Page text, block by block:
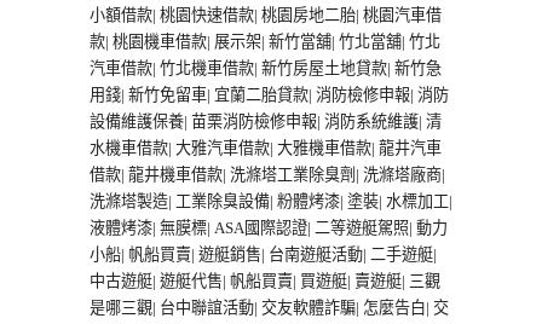
小額借款| 桃園快速借款| 桃園房地二胎| 桃園汽車借
款| 桃園機車借款| 展示架| 新竹當舖| 竹北當舖| 竹北
汽車借款| 竹北機車借款| 新竹房屋土地貸款| 新竹急
用錢| 新竹免留車| 宜蘭二胎貸款| 消防檢修申報| 消防
設備維護保養| 苗栗消防檢修申報| 消防系統維護| 清
水機車借款| 大雅汽車借款| 大雅機車借款| 龍井汽車
借款| 龍井機車借款| 洗滌塔工業除臭劑 | 洗滌塔廠商|
洗滌塔製造| 工業除臭設備| 粉體烤漆| 塗裝| 水標加工|
液體烤漆| 無膜標| ASA國際認證| 二等遊艇駕照| 動力
小船| 帆船買賣| 遊艇銷售| 台南遊艇活動| 二手遊艇|
中古遊艇| 遊艇代售| 帆船買賣| 買遊艇| 賣遊艇| 三觀
是哪三觀| 台中聯誼活動| 交友軟體詐騙| 怎麼告白| 交